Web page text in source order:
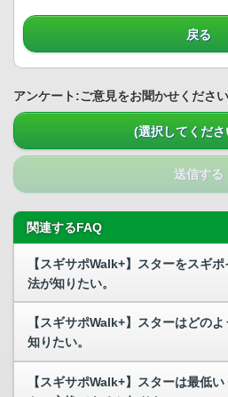
戻る
アンケート:ご意見をお聞かせください
(選択してくださ
送信する
関連するFAQ
【スギサポWalk+】スターをスギ
法が知りたい。
【スギサポWalk+】スターはどの
知りたい。
【スギサポWalk+】スターは最低